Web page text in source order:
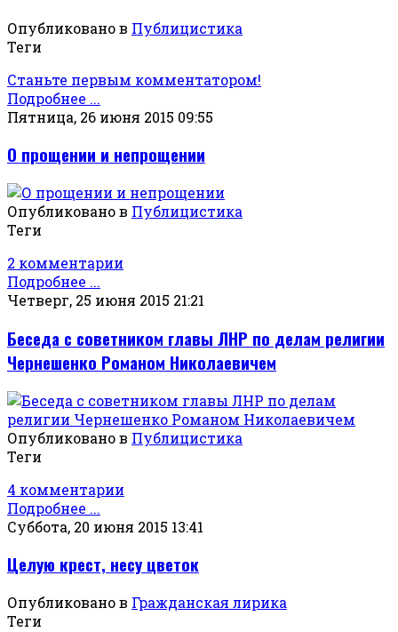
Опубликовано в Публицистика
Теги
Станьте первым комментатором!
Подробнее ...
Пятница, 26 июня 2015 09:55
О прощении и непрощении
Опубликовано в Публицистика
Теги
2 комментарии
Подробнее ...
Четверг, 25 июня 2015 21:21
Беседа с советником главы ЛНР по делам религии
Чернешенко Романом Николаевичем
Опубликовано в Публицистика
Теги
4 комментарии
Подробнее ...
Суббота, 20 июня 2015 13:41
Целую крест, несу цветок
Опубликовано в Гражданская лирика
Теги